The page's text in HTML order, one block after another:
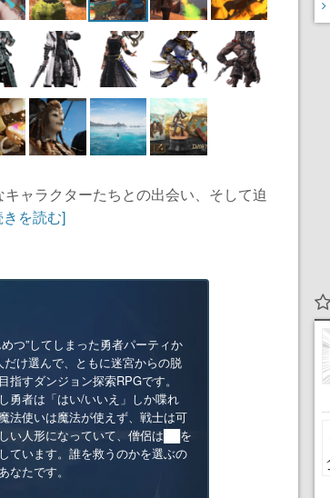
ャラクターたちとの出会い、そして迫
きを読む]
めつ”してしまった勇者パーティか
だけ選んで、ともに迷宮からの脱
指すダンジョン探索RPGです。
勇者は「はい/いいえ」しか喋れ
法使いは魔法が使えず、戦士は可
い人形になっていて、僧侶は██を
ています。誰を救うのかを選ぶの
なたです。